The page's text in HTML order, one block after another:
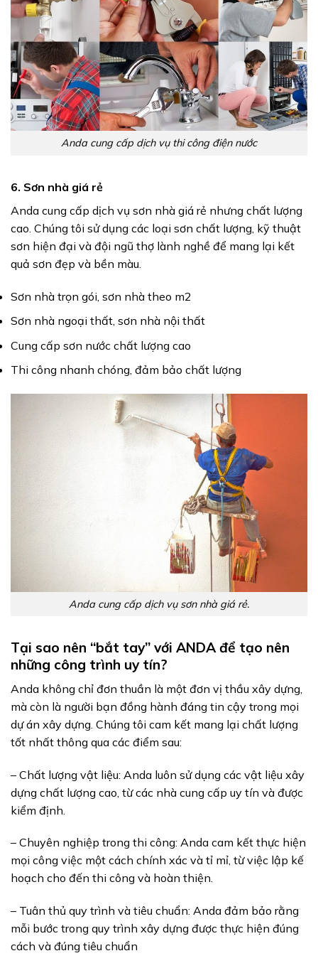
Anda cung cấp dịch vụ thi công điện nước
6. Sơn nhà giá rẻ
Anda cung cấp dịch vụ sơn nhà giá rẻ nhưng chất lượng
cao. Chúng tôi sử dụng các loại sơn chất lượng, kỹ thuật
sơn hiện đại và đội ngũ thợ lành nghề để mang lại kết
quả sơn đẹp và bền màu.
Sơn nhà trọn gói, sơn nhà theo m2
Sơn nhà ngoại thất, sơn nhà nội thất
Cung cấp sơn nước chất lượng cao
Thi công nhanh chóng, đảm bảo chất lượng
Anda cung cấp dịch vụ sơn nhà giá rẻ.
Tại sao nên “bắt tay” với ANDA để tạo nên
những công trình uy tín?
Anda không chỉ đơn thuần là một đơn vị thầu xây dựng,
mà còn là người bạn đồng hành đáng tin cậy trong mọi
dự án xây dựng. Chúng tôi cam kết mang lại chất lượng
tốt nhất thông qua các điểm sau:
– Chất lượng vật liệu: Anda luôn sử dụng các vật liệu xây
dựng chất lượng cao, từ các nhà cung cấp uy tín và được
kiểm định.
– Chuyên nghiệp trong thi công: Anda cam kết thực hiện
mọi công việc một cách chính xác và tỉ mỉ, từ việc lập kế
hoạch cho đến thi công và hoàn thiện.
– Tuân thủ quy trình và tiêu chuẩn: Anda đảm bảo rằng
mỗi bước trong quy trình xây dựng được thực hiện đúng
cách và đúng tiêu chuẩn